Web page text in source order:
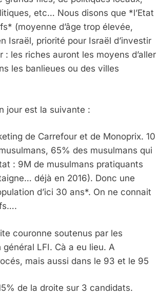
etc… Nous disons que *l’Etat
(moyenne d’âge trop élevée,
Israël, priorité pour Israël d’investir
les riches auront les moyens d’aller
les banlieues ou des villes
jour est la suivante :
de Carrefour et de Monoprix. 10
65% des musulmans qui
: 9M de musulmans pratiquants
déjà en 2016). Donc une
d’ici 30 ans*. On ne connait
couronne soutenus par les
LFI. Cà a eu lieu. A
mais aussi dans le 93 et le 95
de la droite sur 3 candidats.